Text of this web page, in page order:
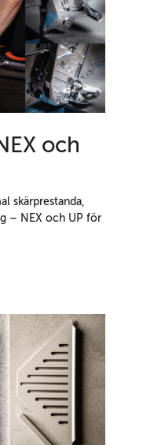
och
skärprestanda,
– NEX och UP för